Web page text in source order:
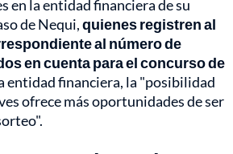
en la entidad financiera de su
de Nequi,quienes registren al
al número de
en cuenta para el concurso de
entidad financiera, la "posibilidad
ofrece más oportunidades de ser